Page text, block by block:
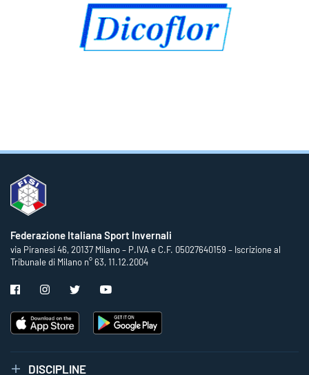
Federazione Italiana Sport Invernali
via Piranesi 46, 20137 Milano – P.IVA e C.F. 05027640159 – Iscrizione al
Tribunale di Milano n° 63, 11.12.2004
DISCIPLINE